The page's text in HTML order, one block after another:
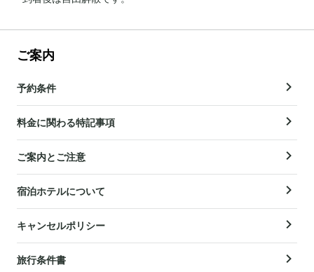
ご案内
予約条件
料金に関わる特記事項
ご案内とご注意
宿泊ホテルについて
キャンセルポリシー
旅行条件書